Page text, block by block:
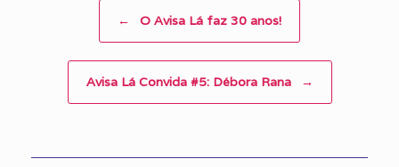
← O Avisa Lá faz 30 anos!
Avisa Lá Convida #5: Débora Rana →